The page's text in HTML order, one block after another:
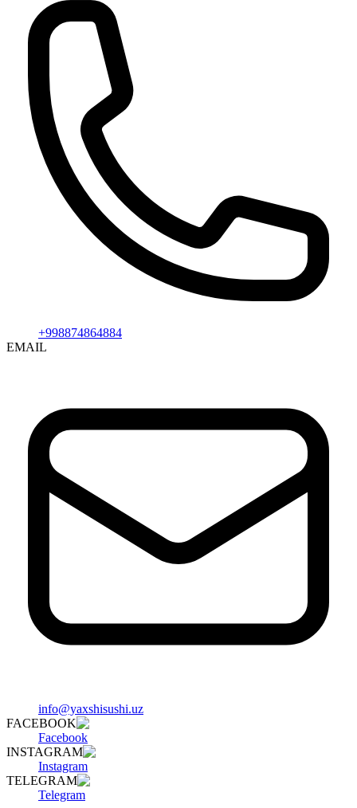
+998874864884
EMAIL
info@yaxshisushi.uz
FACEBOOK
Facebook
INSTAGRAM
Instagram
TELEGRAM
Telegram